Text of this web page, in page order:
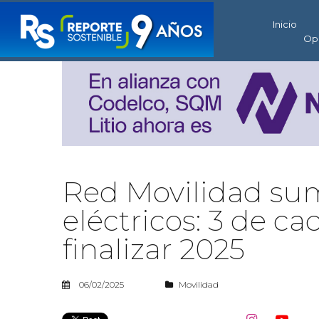
Inicio
Red Movilidad
eléctricos: 3 de
finalizar 2025
06/02/2025 Movilidad